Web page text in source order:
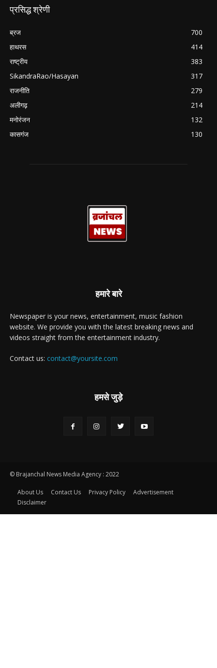
प्रसिद्ध श्रेणी
ब्रज
700
हाथरस
414
राष्ट्रीय
383
SikandraRao/Hasayan
317
राजनीति
279
अलीगढ़
214
मनोरंजन
132
कासगंज
130
हमारे बारे
Newspaper is your news, entertainment, music fashion
website. We provide you with the latest breaking news and
videos straight from the entertainment industry.
Contact us: contact@yoursite.com
हमसे जुड़े
© Brajanchal News Media Agency : 2022
About Us Contact Us Privacy Policy
Advertisement
Disclaimer